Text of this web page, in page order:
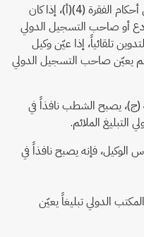
(أ) يشطب كل تدوين يجرى بناء على أحكام الفقرة (4)(أ)، إذا كان
أو صاحب التسجيل الدولي
تلقائياً، إذا عيّن وكيل
يعيّن صاحب التسجيل الدولي
(ج)، يصبح الشطب نافذاً في
التبليغ الملائم.
الوكيل، فإنه يصبح نافذاً في
الدولي تبليغاً يعيّن